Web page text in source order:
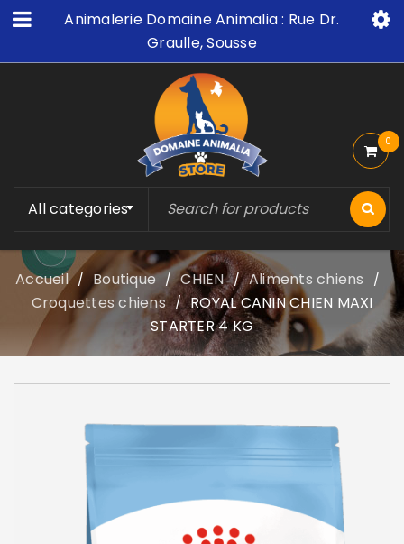
Animalerie Domaine Animalia : Rue Dr.
Graulle, Sousse
All categories
0
Accueil / Boutique / CHIEN / Aliments chiens /
Croquettes chiens / ROYAL CANIN CHIEN MAXI
STARTER 4 KG